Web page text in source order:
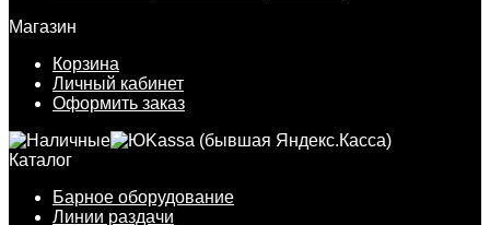
Магазин
Корзина
Личный кабинет
Оформить заказ
Каталог
Барное оборудование
Линии раздачи